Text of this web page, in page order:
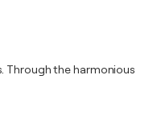
Through the harmonious